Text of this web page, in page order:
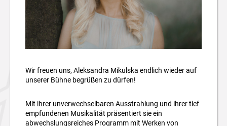
Wir freuen uns, Aleksandra Mikulska endlich wieder auf
unserer Bühne begrüßen zu dürfen!
Mit ihrer unverwechselbaren Ausstrahlung und ihrer tief
empfundenen Musikalität präsentiert sie ein
abwechslungsreiches Programm mit Werken von